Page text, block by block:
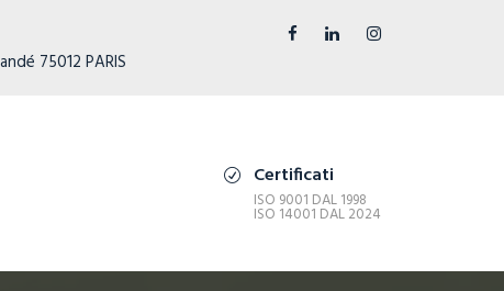
75012 PARIS
Certificati
ISO 9001 DAL 1998
ISO 14001 DAL 2024